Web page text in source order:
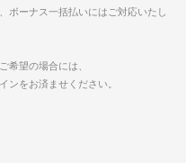
ボーナス一括払いにはご対応いたし
希望の場合には、
ンをお済ませください。